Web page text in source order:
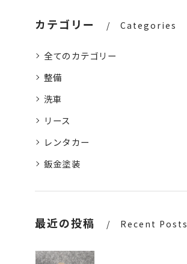
カテゴリー Categories
全てのカテゴリー
整備
洗車
リース
レンタカー
鈑金塗装
最近の投稿 Recent Posts